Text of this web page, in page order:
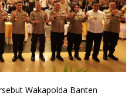
Wakapolda Banten